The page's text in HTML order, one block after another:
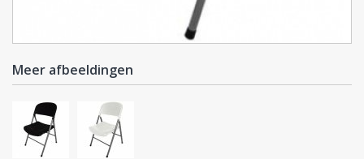
Meer afbeeldingen